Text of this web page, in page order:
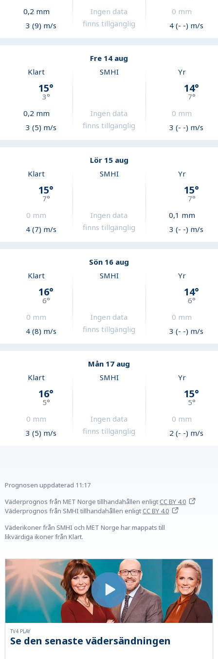
0,2 mm
3 (9) m/s
Ingen data
finns tillgänglig
0 mm
4 (- -) m/s
Fre 14 aug
Klart
15°
3°
0,2 mm
3 (5) m/s
SMHI
Ingen data
finns tillgänglig
Yr
14°
7°
0 mm
3 (- -) m/s
Lör 15 aug
Klart
15°
7°
0 mm
4 (7) m/s
SMHI
Ingen data
finns tillgänglig
Yr
15°
7°
0,1 mm
3 (- -) m/s
Sön 16 aug
Klart
16°
6°
0 mm
4 (8) m/s
SMHI
Ingen data
finns tillgänglig
Yr
14°
6°
0 mm
3 (- -) m/s
Mån 17 aug
Klart
16°
5°
0 mm
3 (5) m/s
SMHI
Ingen data
finns tillgänglig
Yr
15°
5°
0 mm
2 (- -) m/s
Prognosen uppdaterad 11:17
Väderprognos från MET Norge tillhandahållen enligtCC BY 4.0
Väderprognos från SMHI tillhandahållen enligtCC BY 4.0
Väderikoner från SMHI och MET Norge har mappats till
likvärdiga ikoner från Klart.
Se den senaste vädersändningen
TV4 PLAY